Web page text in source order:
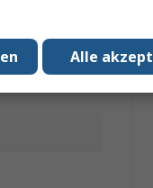
Alle